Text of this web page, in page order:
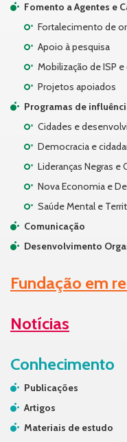
Fomento a Agentes e
Fortalecimento de
Apoio à pesquisa
Mobilização de ISP
Projetos apoiados
Programas de
Cidades e
Democracia e
Lideranças Negras
Nova Economia e
Saúde Mental e
Comunicação
Desenvolvimento
Fundação em
Notícias
Conhecimento
Publicações
Artigos
Materiais de estudo